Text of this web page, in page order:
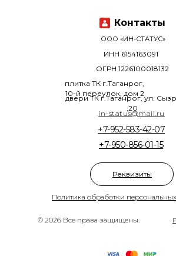
© 2026 Все права защищены.
Политика обработки
+7-950-856-01-15
+7-952-583-42-07
ООО «ИН-СТАТУС»
плитка ТК г.Таганрог,
10-й переулок, дом 2
двери ТК г.Таганрог, ул.
,20
ОГРН 1226100018132
ИНН 6154163091
in-status@mail.ru
Контакты
Реквизиты